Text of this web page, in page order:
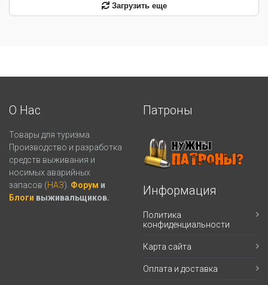
Загрузить еще
О Нас
Товары для туризма.
Производство и разработка
средств выживания и
носимых аварийных
запасов (НАЗ). Форум и
Блоги выживальщиков.
Патроны
Информация
Политика
конфиденциальности
Карта сайта
Оплата и доставка